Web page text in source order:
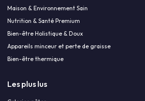
Maison & Environnement Sain
Nutrition & Santé Premium
Bien-être Holistique & Doux
Appareils minceur et perte de graisse
Bien-être thermique
Les plus lus